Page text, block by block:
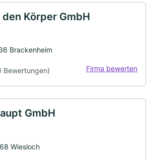
Körper GmbH
Brackenheim
Bewertungen) Firma bewerten
GmbH
Wiesloch